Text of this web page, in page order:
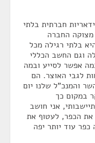
1. גילינו סולידאריות חברתית בלתי
מצוקה החברה
בלתי רגילה מכל
וגם החשב הכללי
אפשר לסייע ובמה
לגבי האוצר. הם
והמנכ"ל שלנו יום
במקום כך
אני חושב
הכפר, לעטוף את
עוד יותר יפה